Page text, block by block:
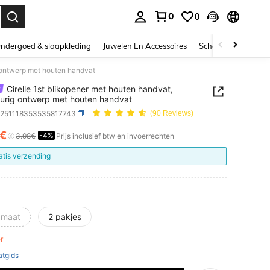
0 0
& slaapkleding Juwelen En Accessoires Schoonheid &
met houten handvat
Cirelle 1st blikopener met houten handvat,
ontwerp met houten handvat
(90 Reviews)
AND AVAILABILITY
3.98€ -4% Prijs inclusief btw en invoerrechten
verzending
2 pakjes